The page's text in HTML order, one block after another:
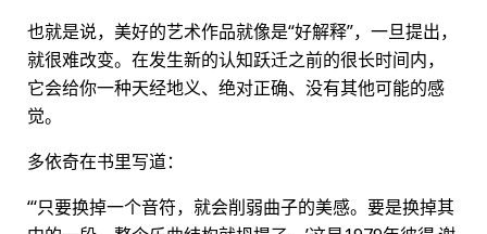
也就是说，美好的艺术作品就像是“好解释”，一旦提出，
就很难改变。在发生新的认知跃迁之前的很长时间内，
它会给你一种天经地义、绝对正确、没有其他可能的感
觉。
多依奇在书里写道：
“‘只要换掉一个音符，就会削弱曲子的美感。要是换掉其